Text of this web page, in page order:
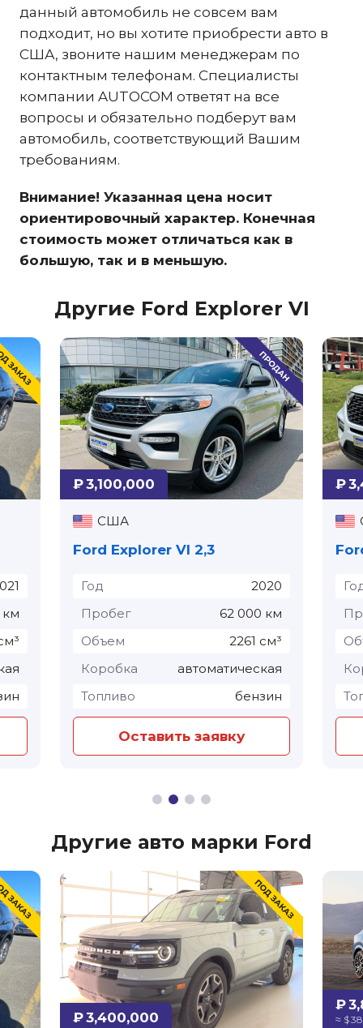
данный автомобиль не совсем вам
подходит, но вы хотите приобрести авто в
США, звоните нашим менеджерам по
контактным телефонам. Специалисты
компании AUTOCOM ответят на все
вопросы и обязательно подберут вам
автомобиль, соответствующий Вашим
требованиям.
Внимание! Указанная цена носит
ориентировочный характер. Конечная
стоимость может отличаться как в
большую, так и в меньшую.
Другие Ford Explorer VI
км
₽ 3,100,000
США
Ford Explorer VI 2,3
Год
2020
Пробег
62 000 км
Объем
2261 см³
Коробка
автоматическая
Топливо
бензин
Оставить заявку
₽
Другие авто марки Ford
₽ 3,400,000
₽
≈ $